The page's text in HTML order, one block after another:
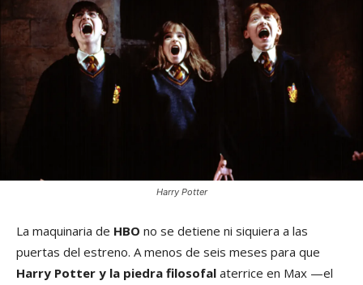
Harry Potter
La maquinaria de HBO no se detiene ni siquiera a las
puertas del estreno. A menos de seis meses para que
Harry Potter y la piedra filosofal aterrice en Max —el